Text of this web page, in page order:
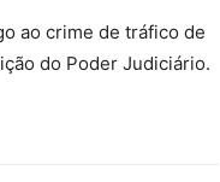
ao crime de tráfico de
do Poder Judiciário.